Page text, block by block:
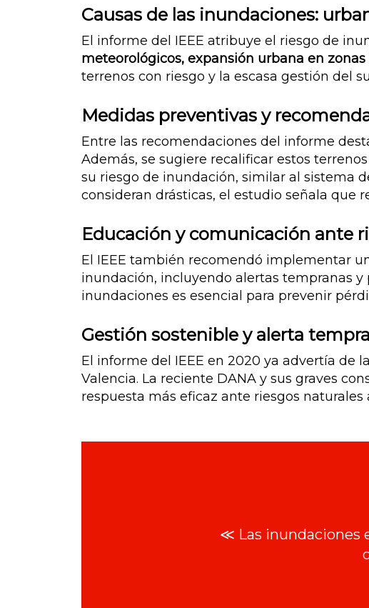
Causas de las inundaciones:
El informe del IEEE atribuye el riesgo de
meteorológicos, expansión urbana en
terrenos con riesgo y la escasa gestión del
Medidas preventivas y
Entre las recomendaciones del informe
Además, se sugiere recalificar estos
su riesgo de inundación, similar al sistema
consideran drásticas, el estudio señala que
Educación y comunicación ante
El IEEE también recomendó implementar
inundación, incluyendo alertas tempranas
inundaciones es esencial para prevenir
Gestión sostenible y alerta
El informe del IEEE en 2020 ya advertía de la
Valencia. La reciente DANA y sus graves
respuesta más eficaz ante riesgos
≪ Las inundaciones